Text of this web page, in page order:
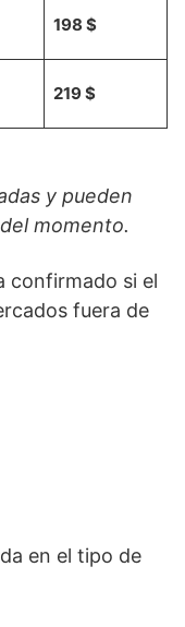
198 $
219 $
y pueden
momento.
confirmado si el
fuera de
en el tipo de